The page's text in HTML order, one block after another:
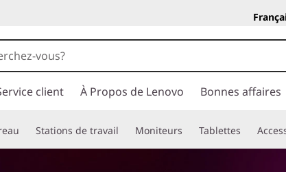
client À Propos de Lenovo Bonnes affaires
Stations de travail Moniteurs Tablettes